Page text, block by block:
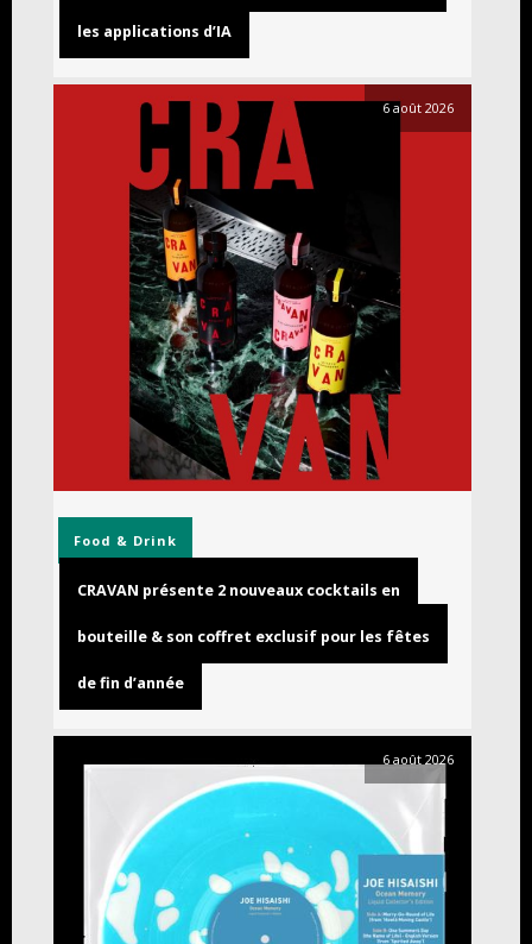
les applications d’IA
6 août 2026
Food & Drink
CRAVAN présente 2 nouveaux cocktails en
bouteille & son coffret exclusif pour les fêtes
de fin d’année
6 août 2026